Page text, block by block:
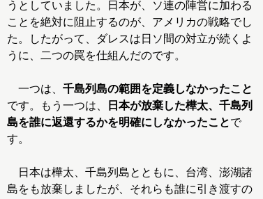
うとしていました。日本が、ソ連の陣営に加わる
ことを絶対に阻止するのが、アメリカの戦略でし
た。したがって、ダレスは日ソ間の対立が続くよ
うに、二つの罠を仕組んだのです。
一つは、 千島列島の範囲を定義しなかったこと
です。もう一つは、
日本が放棄した樺太、千島列
島を誰に返還するかを明確にしなかったことで
す。
日本は樺太、千島列島とともに、台湾、澎湖諸
島をも放棄しましたが、それらも誰に引き渡すの